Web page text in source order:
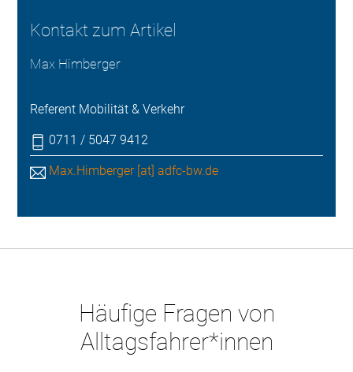
Kontakt zum Artikel
Max Himberger
Referent Mobilität & Verkehr
0711 / 5047 9412
Max.Himberger [at] adfc-bw.de
Häufige Fragen von
Alltagsfahrer*innen